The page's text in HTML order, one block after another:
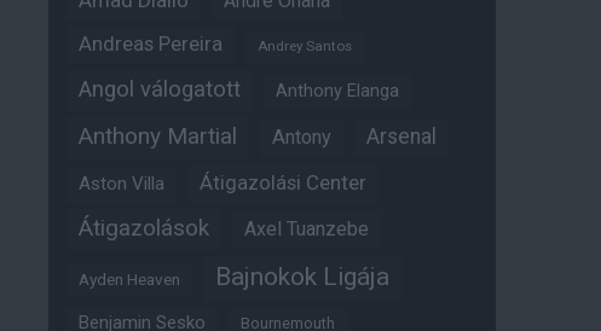
Andreas Pereira
Andrey Santos
Angol válogatott Anthony Elanga
Anthony Martial Antony Arsenal
Aston Villa Átigazolási Center
Átigazolások Axel Tuanzebe
Ayden Heaven Bajnokok Ligája
Benjamin Sesko Bournemouth